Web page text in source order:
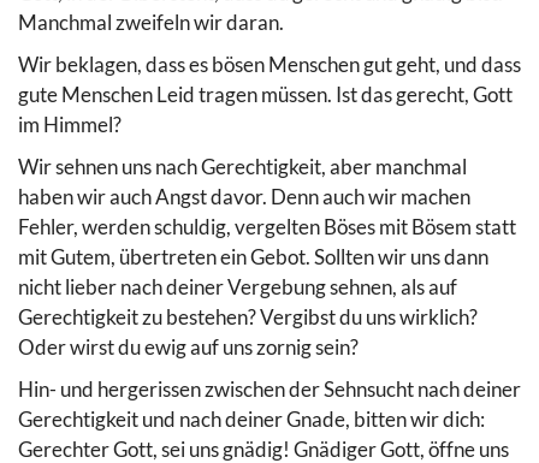
Manchmal zweifeln wir daran.
Wir beklagen, dass es bösen Menschen gut geht, und dass
gute Menschen Leid tragen müssen. Ist das gerecht, Gott
im Himmel?
Wir sehnen uns nach Gerechtigkeit, aber manchmal
haben wir auch Angst davor. Denn auch wir machen
Fehler, werden schuldig, vergelten Böses mit Bösem statt
mit Gutem, übertreten ein Gebot. Sollten wir uns dann
nicht lieber nach deiner Vergebung sehnen, als auf
Gerechtigkeit zu bestehen? Vergibst du uns wirklich?
Oder wirst du ewig auf uns zornig sein?
Hin- und hergerissen zwischen der Sehnsucht nach deiner
Gerechtigkeit und nach deiner Gnade, bitten wir dich:
Gerechter Gott, sei uns gnädig! Gnädiger Gott, öffne uns